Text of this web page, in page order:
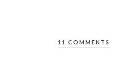
11 COMMENTS